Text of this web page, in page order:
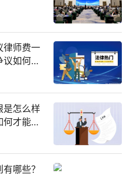
律师费一
如何算
是怎么样
才能有
哪些？